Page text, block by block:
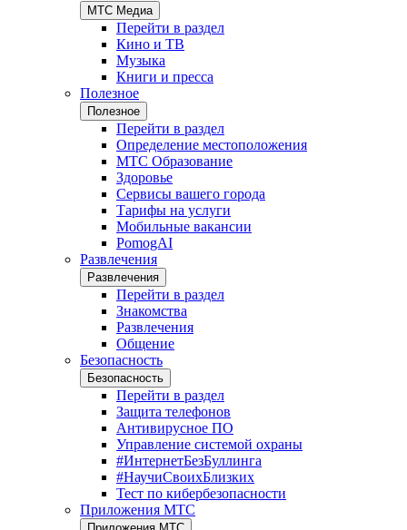
МТС Медиа
Перейти в раздел
Кино и ТВ
Музыка
Книги и пресса
Полезное
Полезное
Перейти в раздел
Определение местоположения
МТС Образование
Здоровье
Сервисы вашего города
Тарифы на услуги
Мобильные вакансии
PomogAI
Развлечения
Развлечения
Перейти в раздел
Знакомства
Развлечения
Общение
Безопасность
Безопасность
Перейти в раздел
Защита телефонов
Антивирусное ПО
Управление системой охраны
#ИнтернетБезБуллинга
#НаучиСвоихБлизких
Тест по кибербезопасности
Приложения МТС